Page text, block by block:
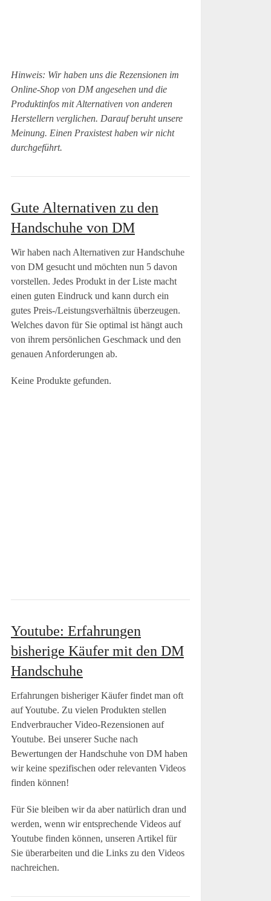
Hinweis: Wir haben uns die Rezensionen im
Online-Shop von DM angesehen und die
Produktinfos mit Alternativen von anderen
Herstellern verglichen. Darauf beruht unsere
Meinung. Einen Praxistest haben wir nicht
durchgeführt.
Gute Alternativen zu den
Handschuhe von DM
Wir haben nach Alternativen zur Handschuhe
von DM gesucht und möchten nun 5 davon
vorstellen. Jedes Produkt in der Liste macht
einen guten Eindruck und kann durch ein
gutes Preis-/Leistungsverhältnis überzeugen.
Welches davon für Sie optimal ist hängt auch
von ihrem persönlichen Geschmack und den
genauen Anforderungen ab.
Keine Produkte gefunden.
Youtube: Erfahrungen
bisherige Käufer mit den DM
Handschuhe
Erfahrungen bisheriger Käufer findet man oft
auf Youtube. Zu vielen Produkten stellen
Endverbraucher Video-Rezensionen auf
Youtube. Bei unserer Suche nach
Bewertungen der Handschuhe von DM haben
wir keine spezifischen oder relevanten Videos
finden können!
Für Sie bleiben wir da aber natürlich dran und
werden, wenn wir entsprechende Videos auf
Youtube finden können, unseren Artikel für
Sie überarbeiten und die Links zu den Videos
nachreichen.